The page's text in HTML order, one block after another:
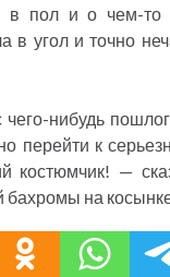
в пол и о чем-то
в угол и точно
чего-нибудь
перейти к
костюмчик! —
бахромы на
вяло